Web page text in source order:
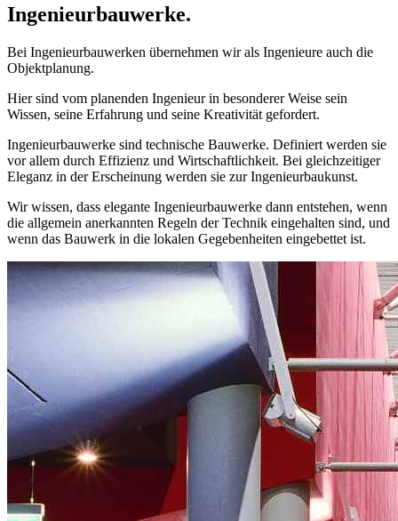
Ingenieurbauwerke.
Bei Ingenieurbauwerken übernehmen wir als Ingenieure auch die
Objektplanung.
Hier sind vom planenden Ingenieur in besonderer Weise sein
Wissen, seine Erfahrung und seine Kreativität gefordert.
Ingenieurbauwerke sind technische Bauwerke. Definiert werden sie
vor allem durch Effizienz und Wirtschaftlichkeit. Bei gleichzeitiger
Eleganz in der Erscheinung werden sie zur Ingenieurbaukunst.
Wir wissen, dass elegante Ingenieurbauwerke dann entstehen, wenn
die allgemein anerkannten Regeln der Technik eingehalten sind, und
wenn das Bauwerk in die lokalen Gegebenheiten eingebettet ist.